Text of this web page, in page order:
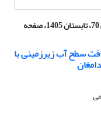
دوره 20، شماره 1 - شماره پیاپی 70، تابستان 1405، صفحه
سطح آب زیرزمینی با